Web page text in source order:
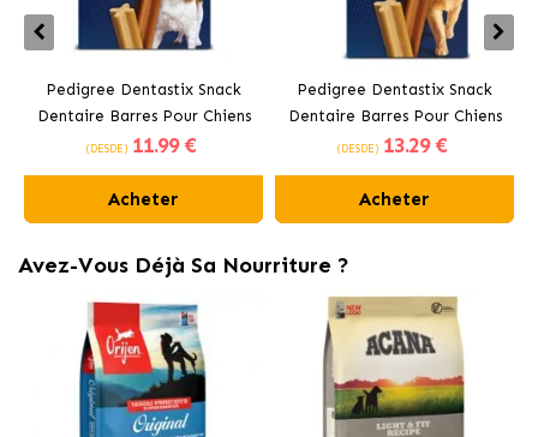
Pedigree Dentastix Snack
Dentaire Barres Pour Chiens
Moyens 10-25 kg
(DESDE) 11.99 €
Acheter
Pedigree Dentastix Snack
Dentaire Barres Pour Chiens
Grands +25 kg
(DESDE) 13.29 €
Acheter
Avez-Vous Déjà Sa Nourriture ?